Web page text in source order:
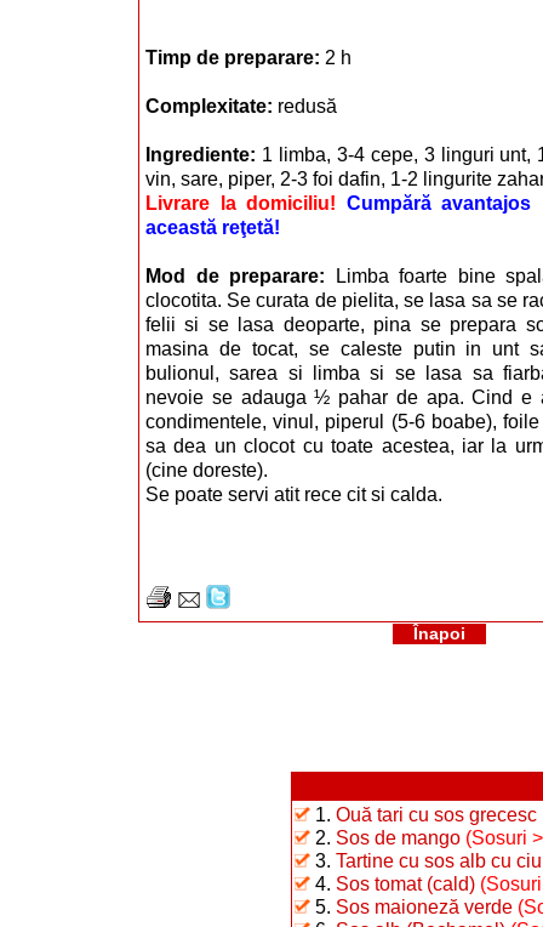
Timp de preparare: 2 h
Complexitate: redusă
Ingrediente: 1 limba, 3-4 cepe, 3 linguri unt,
vin, sare, piper, 2-3 foi dafin, 1-2 lingurite
Livrare la domiciliu! Cumpără avantajos
această reţetă!
Mod de preparare: Limba foarte bine
clocotita. Se curata de pielita, se lasa sa se
felii si se lasa deoparte, pina se prepara
masina de tocat, se caleste putin in unt
bulionul, sarea si limba si se lasa sa
nevoie se adauga ½ pahar de apa. Cind e
condimentele, vinul, piperul (5-6 boabe),
sa dea un clocot cu toate acestea, iar la
(cine doreste).
Se poate servi atit rece cit si calda.
Înapoi
1. Ouă tari cu sos grecesc
2. Sos de mango (Sosuri
3. Tartine cu sos alb cu
4. Sos tomat (cald)
5. Sos maioneză verde